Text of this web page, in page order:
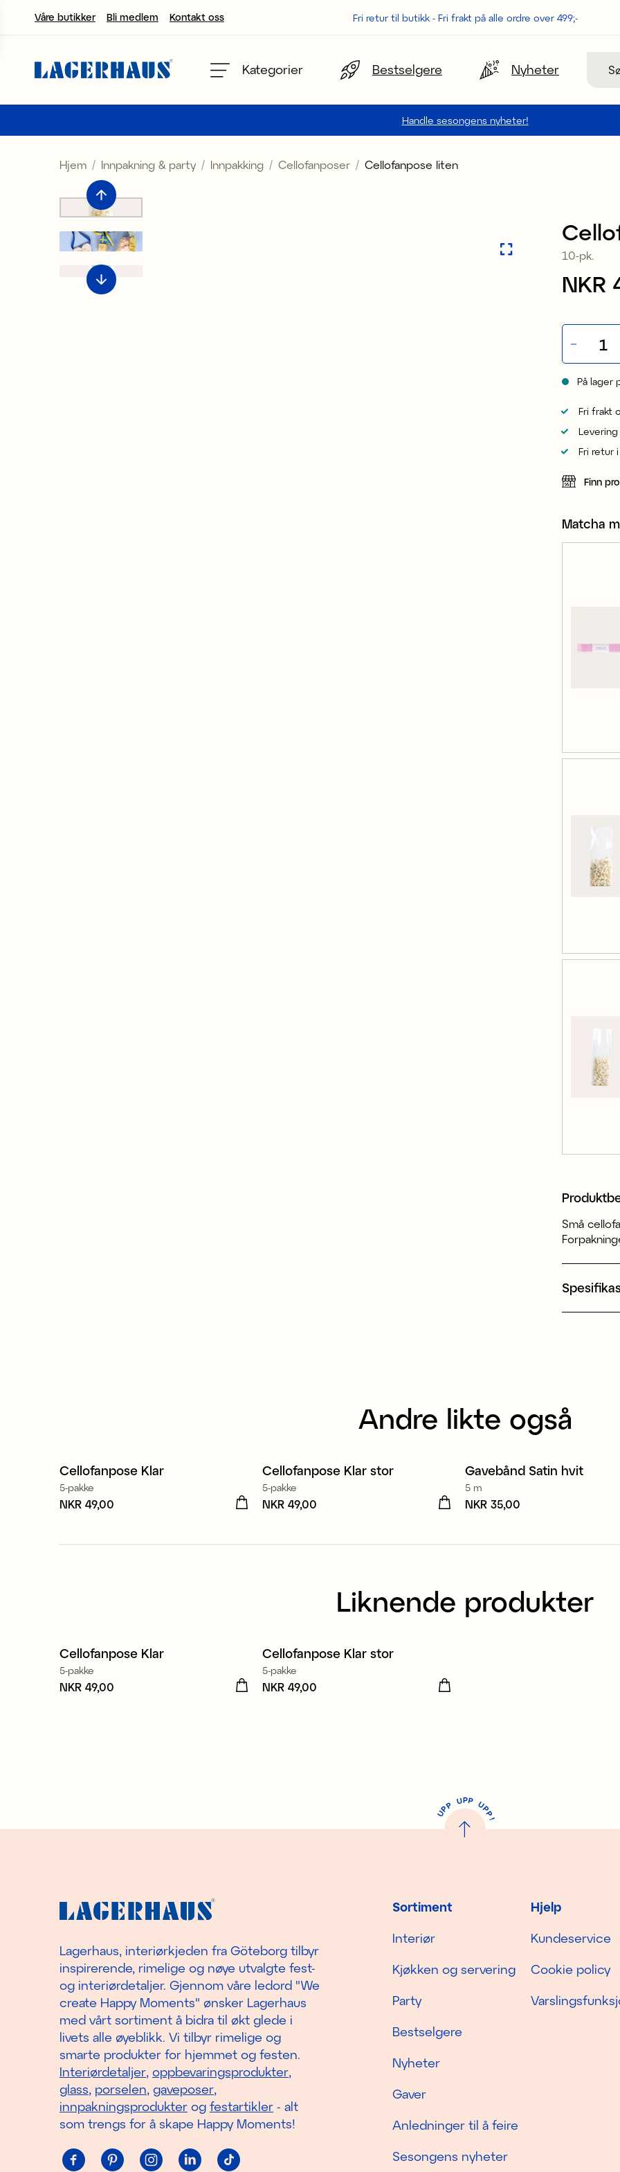
Våre butikker Bli medlem Kontakt oss Fri retur til butikk - Fri frakt på alle ordre over 499;-
Kategorier Bestselgere Nyheter
Handle sesongens nyheter!
velg språk / valuta
FI / EUR
NO / NKR
SE / SEK
Hjem Innpakning & party Innpakking Cellofanposer Cellofanpose liten
10-pk.
Pris :
NKR
På lager
Fri frakt
Levering
Fri retur
Finn
Matcha
Små
Andre likte også
Cellofanpose Klar
5-pakke
Pris :NKR 49,00
NKR 49,00
Cellofanpose Klar stor
5-pakke
Pris :NKR 49,00
NKR 49,00
4 for 3
Resirkulert polyester
Gavebånd Satin hvit
5 m
Pris :NKR 35,00
NKR 35,00
Liknende produkter
Cellofanpose Klar
5-pakke
Pris :NKR 49,00
NKR 49,00
Cellofanpose Klar stor
5-pakke
Pris :NKR 49,00
NKR 49,00
U
P
P UPP UP
P
!
Sortiment
Interiør
Kjøkken og servering
Party
Bestselgere
Nyheter
Gaver
Anledninger til å feire
Sesongens nyheter
Hjelp
Kundeservice
Cookie policy
Lagerhaus, interiørkjeden fra Göteborg tilbyr
inspirerende, rimelige og nøye utvalgte fest-
og interiørdetaljer. Gjennom våre ledord "We
create Happy Moments" ønsker Lagerhaus
med vårt sortiment å bidra til økt glede i
livets alle øyeblikk. Vi tilbyr rimelige og
smarte produkter for hjemmet og festen.
Interiørdetaljer, oppbevaringsprodukter,
glass, porselen, gaveposer,
innpakningsprodukter og festartikler - alt
som trengs for å skape Happy Moments!